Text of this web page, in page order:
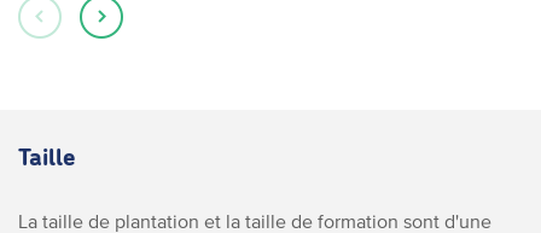
Taille
La taille de plantation et la taille de formation sont d'une